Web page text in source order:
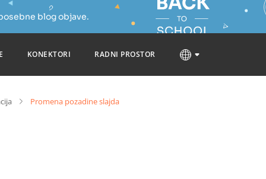
blog objave.
KONEKTORI RADNI PROSTOR
Promena pozadine slajda